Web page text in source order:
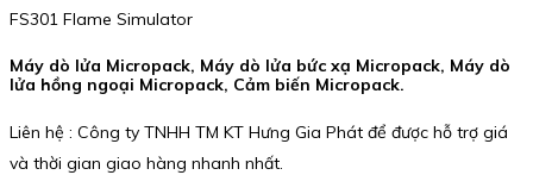
FS301 Flame Simulator
Máy dò lửa Micropack, Máy dò lửa bức xạ Micropack, Máy dò
lửa hồng ngoại Micropack, Cảm biến Micropack.
Liên hệ : Công ty TNHH TM KT Hưng Gia Phát để được hỗ trợ giá
và thời gian giao hàng nhanh nhất.